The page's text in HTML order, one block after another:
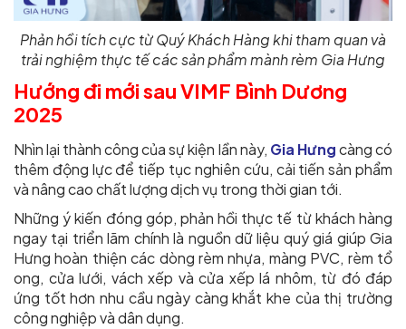
Phản hồi tích cực từ Quý Khách Hàng khi tham quan và
trải nghiệm thực tế các sản phẩm mành rèm Gia Hưng
Hướng đi mới sau VIMF Bình Dương
2025
Nhìn lại thành công của sự kiện lần này, Gia Hưngcàng có
thêm động lực để tiếp tục nghiên cứu, cải tiến sản phẩm
và nâng cao chất lượng dịch vụ trong thời gian tới.
Những ý kiến đóng góp, phản hồi thực tế từ khách hàng
ngay tại triển lãm chính là nguồn dữ liệu quý giá giúp Gia
Hưng hoàn thiện các dòng rèm nhựa, màng PVC, rèm tổ
ong, cửa lưới, vách xếp và cửa xếp lá nhôm, từ đó đáp
ứng tốt hơn nhu cầu ngày càng khắt khe của thị trường
công nghiệp và dân dụng.